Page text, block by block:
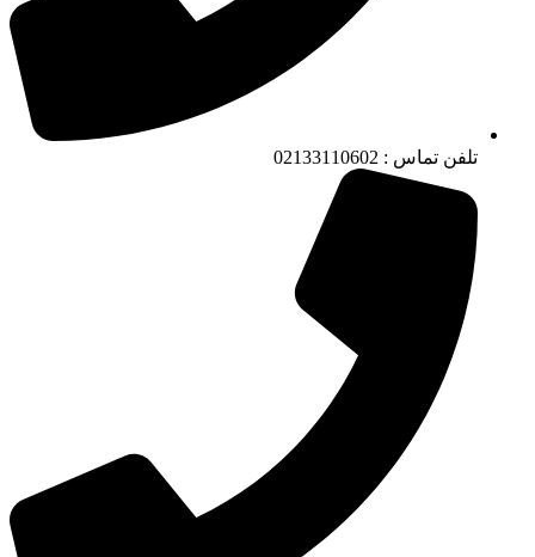
تلفن تماس : 02133110602